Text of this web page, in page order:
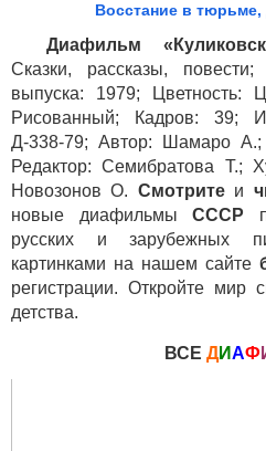
Восстание в
Диафильм
Сказки, рассказы,
выпуска: 1979; Цветность:
Рисованный; Кадров: 39;
Д-338-79; Автор: Шамаро А.;
Редактор: Семибратова Т.;
Новозонов О. Смотритеи
новые диафильмыСССР
русских и зарубежных
картинками на нашем сайте
регистрации. Откройте мир
детства.
ВСЕ ДИАФ